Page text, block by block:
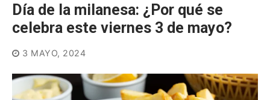
Día de la milanesa: ¿Por qué se
celebra este viernes 3 de mayo?
3 MAYO, 2024